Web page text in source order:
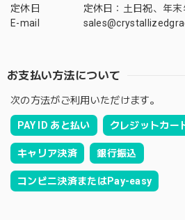
定休日
定休日：土日祝、年
E-mail
お支払い方法について
次の方法がご利用いただけます。
PAY ID あと払い クレジットカー
キャリア決済 銀行振込
コンビニ決済またはPay-easy